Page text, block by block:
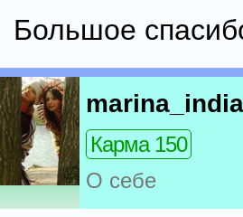
Большое
marina_india
Карма 150
О себе